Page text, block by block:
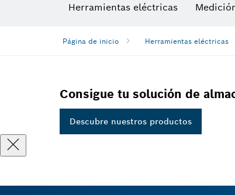
Herramientas eléctricas
Página de inicio Herramientas eléctricas
Consigue tu solución de
Descubre nuestros productos